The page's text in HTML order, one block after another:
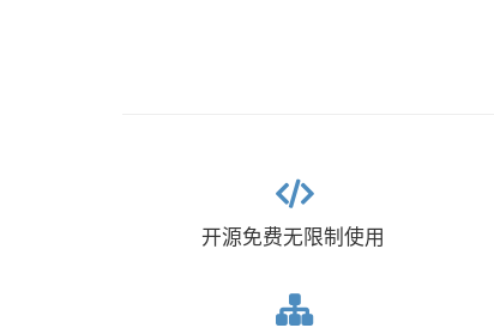
开源免费无限制使用